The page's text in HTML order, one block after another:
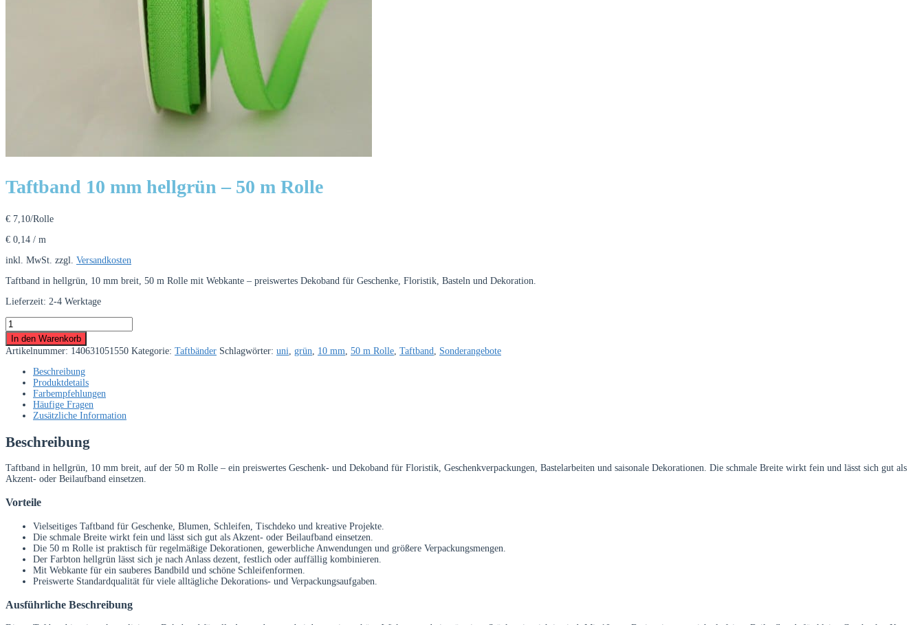
Taftband 10 mm hellgrün – 50 m Rolle
€ 7,10/Rolle
€ 0,14 / m
inkl. MwSt. zzgl. Versandkosten
Taftband in hellgrün, 10 mm breit, 50 m Rolle mit Webkante – preiswertes Dekoband für Geschenke, Floristik, Basteln und Dekoration.
Lieferzeit: 2-4 Werktage
Taftband
10
mm
hellgrün
Rolle
Menge
In den Warenkorb
Artikelnummer: 140631051550 Kategorie: Taftbänder Schlagwörter: uni, grün, 10 mm, 50 m Rolle, Taftband, Sonderangebote
Beschreibung
Produktdetails
Farbempfehlungen
Häufige Fragen
Zusätzliche Information
Beschreibung
Taftband in hellgrün, 10 mm breit, auf der 50 m Rolle – ein preiswertes Geschenk- und Dekoband für Floristik, Geschenkverpackungen, Bastelarbeiten und saisonale Dekorationen. Die schmale Breite wirkt fein und lässt sich gut als
Akzent- oder Beilaufband einsetzen.
Vorteile
Vielseitiges Taftband für Geschenke, Blumen, Schleifen, Tischdeko und kreative Projekte.
Die schmale Breite wirkt fein und lässt sich gut als Akzent- oder Beilaufband einsetzen.
Die 50 m Rolle ist praktisch für regelmäßige Dekorationen, gewerbliche Anwendungen und größere Verpackungsmengen.
Der Farbton hellgrün lässt sich je nach Anlass dezent, festlich oder auffällig kombinieren.
Mit Webkante für ein sauberes Bandbild und schöne Schleifenformen.
Preiswerte Standardqualität für viele alltägliche Dekorations- und Verpackungsaufgaben.
Ausführliche Beschreibung